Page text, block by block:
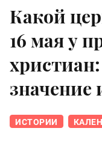
Какой
16 мая у
значение
ИСТОРИИ